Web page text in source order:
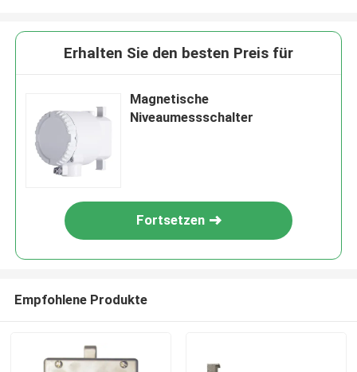
Erhalten Sie den besten Preis für
Magnetische
Niveaumessschalter
Fortsetzen
Empfohlene Produkte